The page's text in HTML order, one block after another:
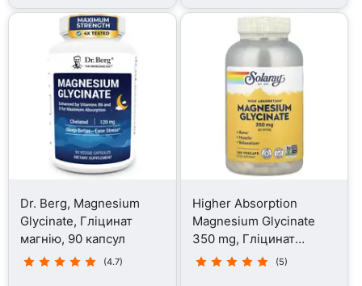
Dr. Berg, Magnesium
Glycinate, Гліцинат
магнію, 90 капсул
(4.7)
Higher Absorption
Magnesium Glycinate
350 mg, Гліцинат
магнію, 240 капсул
(5)